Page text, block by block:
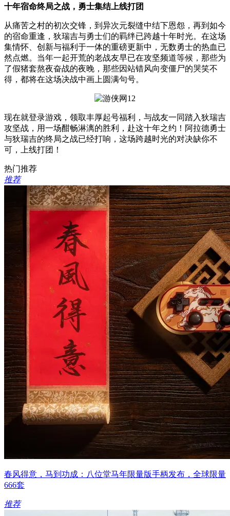
十年宿命终局之战，勇士集结上线打团
从痛苦之村的初次交锋，到异次元裂缝中结下恩怨，再到如今
的宿命重逢，狄瑞吉与勇士们的羁绊已跨越十年时光。在这场
集情怀、创新与福利于一体的重磅更新中，无数勇士的热血已
然点燃。当年一起开荒的老战友早已在攻坚频道等候，那些为
了假猪套熬夜奋战的夜晚，那些因站错风向变僵尸的哭笑不
得，都将在这场决战中画上圆满句号。
现在就登录游戏，领取丰厚起号福利，与战友一同踏入狄瑞吉
攻坚战，用一场酣畅淋漓的胜利，赴这十年之约！阿拉德勇士
与狄瑞吉的终局之战已经打响，这场跨越时光的对决缺你不
可，上线打团！
热门推荐
推荐
春风得意，马到功成：八位堂马年限量版手柄发布，全球限量
666套
推荐